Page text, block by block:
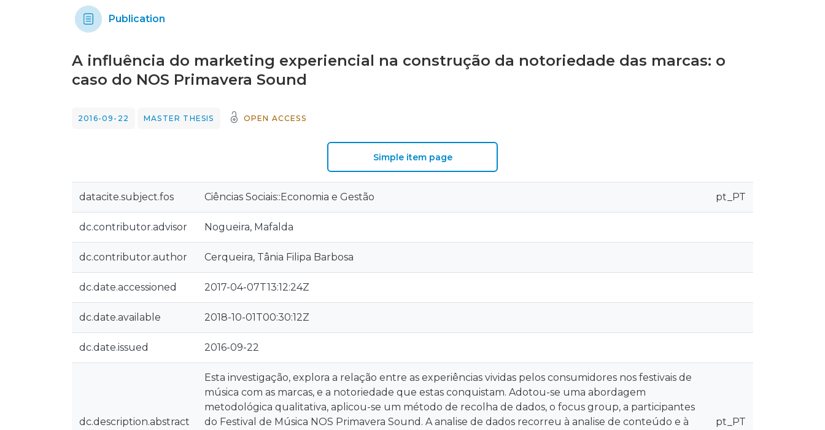
Publication
A influência do marketing experiencial na construção da notoriedade das marcas: o
caso do NOS Primavera Sound
2016-09-22 MASTER THESIS OPEN ACCESS
Simple item page
datacite.subject.fos Ciências Sociais::Economia e Gestão pt_PT
dc.contributor.advisor Nogueira, Mafalda
dc.contributor.author Cerqueira, Tânia Filipa Barbosa
dc.date.accessioned 2017-04-07T13:12:24Z
dc.date.available 2018-10-01T00:30:12Z
dc.date.issued 2016-09-22
dc.description.abstract
Esta investigação, explora a relação entre as experiências vividas pelos consumidores nos festivais de
música com as marcas, e a notoriedade que estas conquistam. Adotou-se uma abordagem
metodológica qualitativa, aplicou-se um método de recolha de dados, o focus group, a participantes
do Festival de Música NOS Primavera Sound. A analise de dados recorreu à analise de conteúdo e à
pt_PT